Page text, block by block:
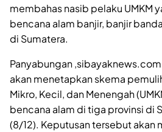
membahas nasib pelaku UMKM
bencana alam banjir, banjir
di Sumatera.
Panyabungan
akan menetapkan skema
Mikro, Kecil, dan Menengah
bencana alam di tiga provinsi di
(8/12). Keputusan tersebut akan